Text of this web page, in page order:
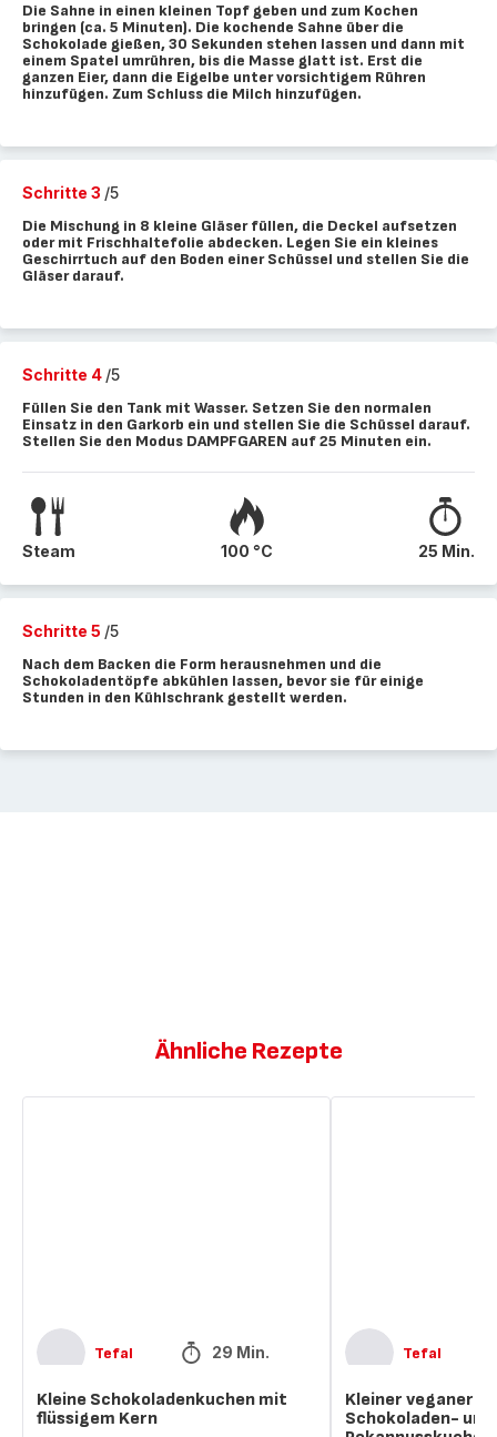
Die Sahne in einen kleinen Topf geben und zum Kochen
bringen (ca. 5 Minuten). Die kochende Sahne über die
Schokolade gießen, 30 Sekunden stehen lassen und dann mit
einem Spatel umrühren, bis die Masse glatt ist. Erst die
ganzen Eier, dann die Eigelbe unter vorsichtigem Rühren
hinzufügen. Zum Schluss die Milch hinzufügen.
Schritte 3 /5
Die Mischung in 8 kleine Gläser füllen, die Deckel aufsetzen
oder mit Frischhaltefolie abdecken. Legen Sie ein kleines
Geschirrtuch auf den Boden einer Schüssel und stellen Sie die
Gläser darauf.
Schritte 4 /5
Füllen Sie den Tank mit Wasser. Setzen Sie den normalen
Einsatz in den Garkorb ein und stellen Sie die Schüssel darauf.
Stellen Sie den Modus DAMPFGAREN auf 25 Minuten ein.
Steam 100 °C 25 Min.
Schritte 5 /5
Nach dem Backen die Form herausnehmen und die
Schokoladentöpfe abkühlen lassen, bevor sie für einige
Stunden in den Kühlschrank gestellt werden.
Ähnliche Rezepte
Tefal 29 Min.
Kleine Schokoladenkuchen mit
flüssigem Kern
Tefal
Kleiner veganer
Schokoladen- und